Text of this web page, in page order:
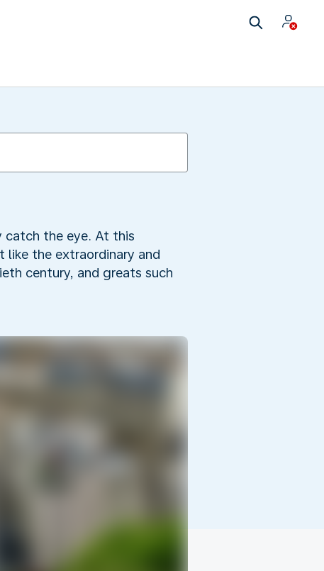
catch the eye. At this
like the extraordinary and
century, and greats such